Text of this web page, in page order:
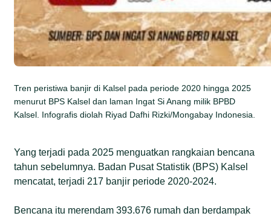
Tren peristiwa banjir di Kalsel pada periode 2020 hingga 2025
menurut BPS Kalsel dan laman Ingat Si Anang milik BPBD
Kalsel. Infografis diolah Riyad Dafhi Rizki/Mongabay Indonesia.
Yang terjadi pada 2025 menguatkan rangkaian bencana
tahun sebelumnya. Badan Pusat Statistik (BPS) Kalsel
mencatat, terjadi 217 banjir periode 2020-2024.
Bencana itu merendam 393.676 rumah dan berdampak